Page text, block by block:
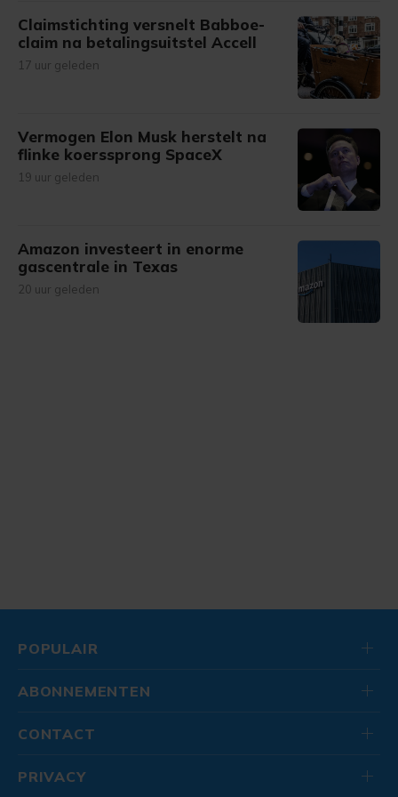
Claimstichting versnelt Babboe-
claim na betalingsuitstel Accell
17 uur geleden
Vermogen Elon Musk herstelt na
flinke koerssprong SpaceX
19 uur geleden
Amazon investeert in enorme
gascentrale in Texas
20 uur geleden
POPULAIR
ABONNEMENTEN
CONTACT
PRIVACY